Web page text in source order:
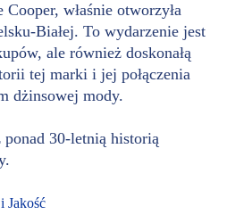
właśnie otworzyła
Białej. To wydarzenie jest
ale również doskonałą
tej marki i jej połączenia
dżinsowej mody.
30-letnią historią
Jakość